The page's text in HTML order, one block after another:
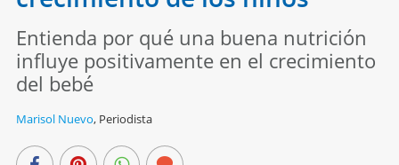
Entienda por qué una buena nutrición
influye positivamente en el crecimiento
del bebé
Marisol Nuevo, Periodista